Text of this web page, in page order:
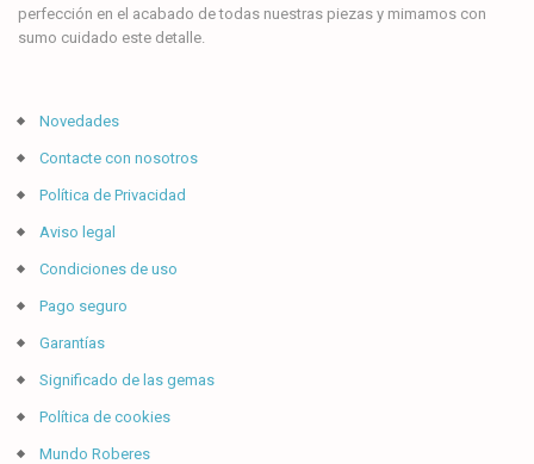
perfección en el acabado de todas nuestras piezas y mimamos con
sumo cuidado este detalle.
Novedades
Contacte con nosotros
Política de Privacidad
Aviso legal
Condiciones de uso
Pago seguro
Garantías
Significado de las gemas
Política de cookies
Mundo Roberes